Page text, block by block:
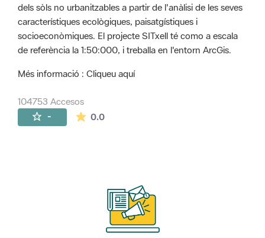
dels sòls no urbanitzables a partir de l'anàlisi de les seves
característiques ecològiques, paisatgístiques i
socioeconòmiques. El projecte SITxell té como a escala
de referència la 1:50:000, i treballa en l'entorn ArcGis.
Més informació : Cliqueu aquí
104753 Accesos
- 0.0La valoración media es de 0 estrellas de